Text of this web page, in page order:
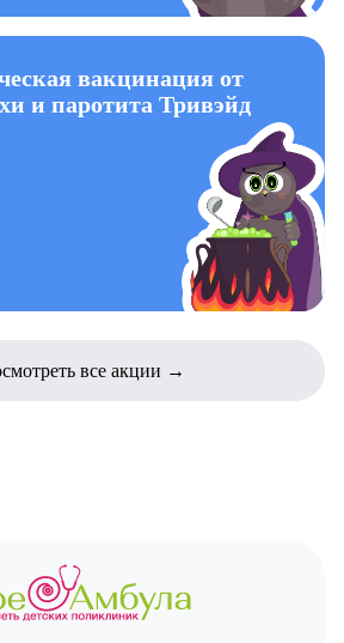
вакцинация от
и паротита Тривэйд
все акции →